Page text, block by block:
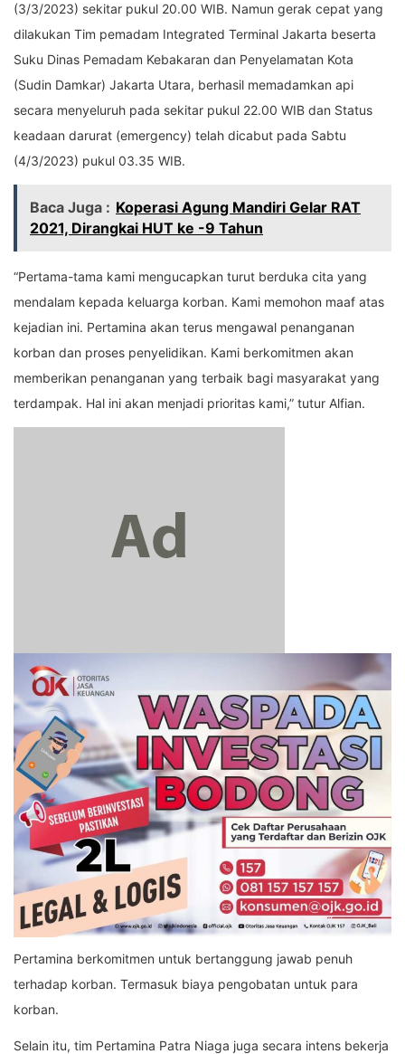
(3/3/2023) sekitar pukul 20.00 WIB. Namun gerak cepat yang
dilakukan Tim pemadam Integrated Terminal Jakarta beserta
Suku Dinas Pemadam Kebakaran dan Penyelamatan Kota
(Sudin Damkar) Jakarta Utara, berhasil memadamkan api
secara menyeluruh pada sekitar pukul 22.00 WIB dan Status
keadaan darurat (emergency) telah dicabut pada Sabtu
(4/3/2023) pukul 03.35 WIB.
Baca Juga : Koperasi Agung Mandiri Gelar RAT
2021, Dirangkai HUT ke -9 Tahun
“Pertama-tama kami mengucapkan turut berduka cita yang
mendalam kepada keluarga korban. Kami memohon maaf atas
kejadian ini. Pertamina akan terus mengawal penanganan
korban dan proses penyelidikan. Kami berkomitmen akan
memberikan penanganan yang terbaik bagi masyarakat yang
terdampak. Hal ini akan menjadi prioritas kami,” tutur Alfian.
Pertamina berkomitmen untuk bertanggung jawab penuh
terhadap korban. Termasuk biaya pengobatan untuk para
korban.
Selain itu, tim Pertamina Patra Niaga juga secara intens bekerja